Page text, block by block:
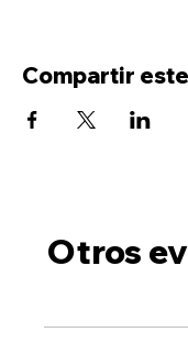
Compartir
Otros